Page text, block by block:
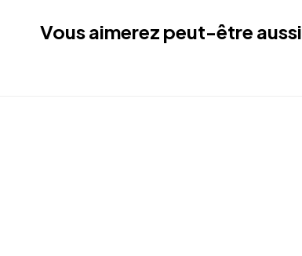
Vous aimerez peut-être aussi